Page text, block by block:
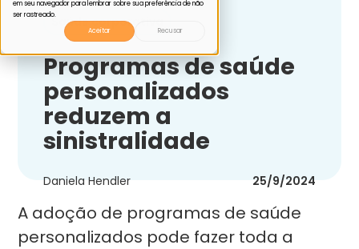
em seu navegador para lembrar sobre sua preferência de não
ser rastreado.
Aceitar
Recusar
Saúde corporativa
Programas de saúde
personalizados
reduzem a
sinistralidade
Daniela Hendler 25/9/2024
A adoção de programas de saúde
personalizados pode fazer toda a